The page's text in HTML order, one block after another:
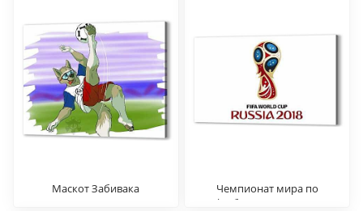
Маскот Забивака
Чемпионат мира по
футболу Россия 2018